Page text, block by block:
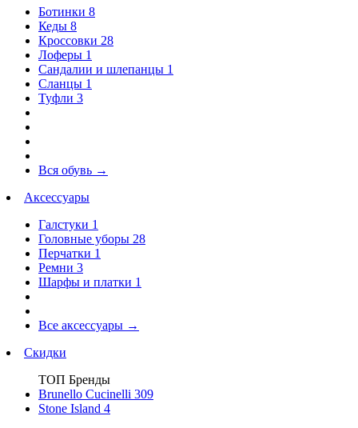
Ботинки 8
Кеды 8
Кроссовки 28
Лоферы 1
Сандалии и шлепанцы 1
Сланцы 1
Туфли 3
Вся обувь →
Аксессуары
Галстуки 1
Головные уборы 28
Перчатки 1
Ремни 3
Шарфы и платки 1
Все аксессуары →
Скидки
ТОП Бренды
Brunello Cucinelli 309
Stone Island 4